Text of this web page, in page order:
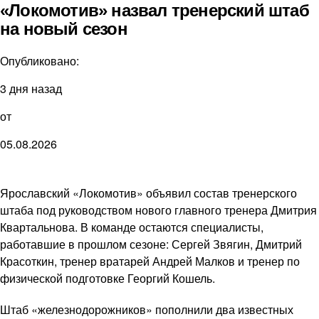
«Локомотив» назвал тренерский штаб
на новый сезон
Опубликовано:
3 дня назад
от
05.08.2026
Ярославский «Локомотив» объявил состав тренерского
штаба под руководством нового главного тренера Дмитрия
Квартальнова. В команде остаются специалисты,
работавшие в прошлом сезоне: Сергей Звягин, Дмитрий
Красоткин, тренер вратарей Андрей Малков и тренер по
физической подготовке Георгий Кошель.
Штаб «железнодорожников» пополнили два известных